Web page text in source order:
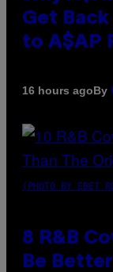
Get
to A$AP
16 hours agoBy
(PHOTO BY EBET
8 R&B
Be